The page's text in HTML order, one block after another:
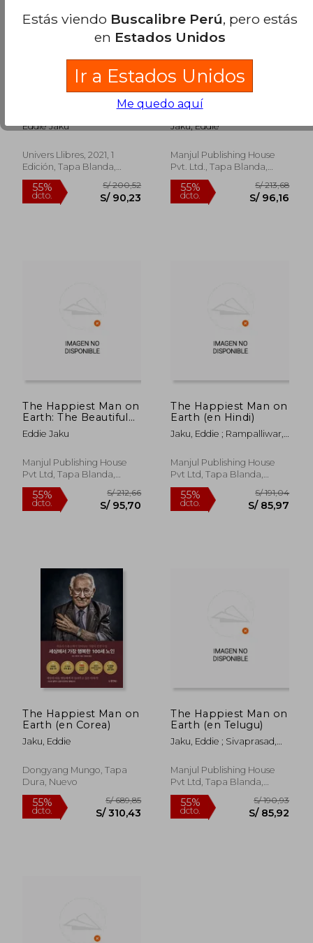
dcto. S/ 89,28 dcto.
L'Home més Feliç del
Món: 98 (Univers) (en
Eddie Jaku
Univers Llibres, 2021, 1
Edición, Tapa Blanda,
Nuevo
55%
dcto. S/ 90,23
The Happiest Man on
Earth: The Beautiful
Survivor New (en
Jaku, Eddie
Manjul Publishing House
Pvt. Ltd., Tapa Blanda,
Nuevo
55%
dcto. S/
The Happiest Man on
Earth: The Beautiful
Life of an Auschwitz
Survivor (en Canarés)
Eddie Jaku
Manjul Publishing House
Pvt Ltd, Tapa Blanda,
Nuevo
The Happiest Man on
Earth (en Hindi)
Jaku, Eddie ; Rampalliwar,
Manjul Publishing House
Pvt Ltd, Tapa Blanda,
Nuevo
The Happiest Man on
Earth (en Corea)
Jaku, Eddie
Dongyang Mungo, Tapa
Dura, Nuevo
The Happiest Man on
Earth (en Telugu)
Jaku, Eddie ; Sivaprasad,
Manjul Publishing House
Pvt Ltd, Tapa Blanda,
Nuevo
Estás viendo Buscalibre Perú, pero estás
en Estados Unidos
Ir a Estados Unidos
Me quedo aquí